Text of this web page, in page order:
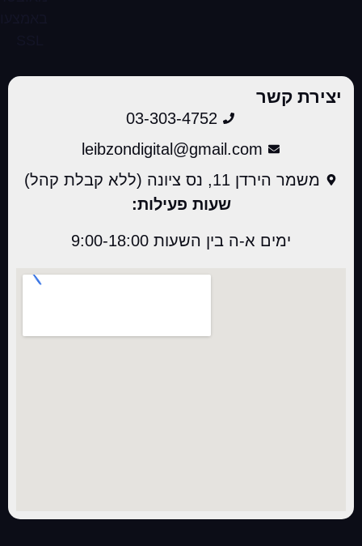
יצירת קשר
03-303-4752
leibzondigital@gmail.com
משמר הירדן 11, נס ציונה (ללא קבלת קהל)
שעות פעילות:
ימים א-ה בין השעות 9:00-18:00